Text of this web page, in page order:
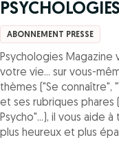
ABONNEMENT PRESSE
Psychologies Magazine
votre vie... sur vous-
thèmes ("Se connaître",
et ses rubriques phares
Psycho"...), il vous aide
plus heureux et plus